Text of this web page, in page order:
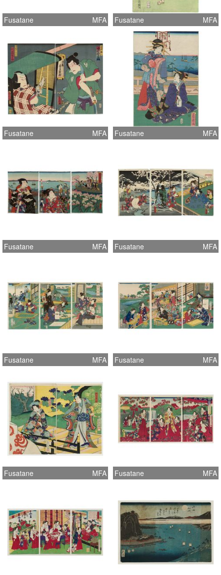
Fusatane MFA Fusatane MFA
Fusatane MFA Fusatane MFA
Fusatane MFA Fusatane MFA
Fusatane MFA Fusatane MFA
Fusatane MFA Fusatane MFA